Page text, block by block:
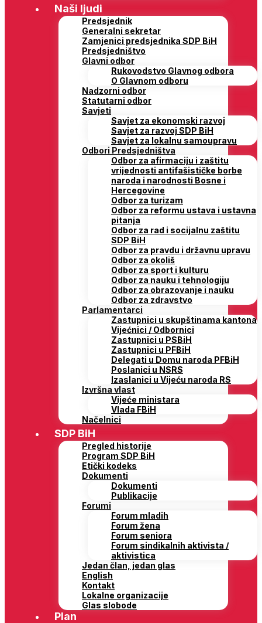
Naši ljudi
Predsjednik
Generalni sekretar
Zamjenici predsjednika SDP BiH
Predsjedništvo
Glavni odbor
Rukovodstvo Glavnog odbora
O Glavnom odboru
Nadzorni odbor
Statutarni odbor
Savjeti
Savjet za ekonomski razvoj
Savjet za razvoj SDP BiH
Savjet za lokalnu samoupravu
Odbori Predsjedništva
Odbor za afirmaciju i zaštitu
vrijednosti antifašističke borbe
naroda i narodnosti Bosne i
Hercegovine
Odbor za turizam
Odbor za reformu ustava i ustavna
pitanja
Odbor za rad i socijalnu zaštitu
SDP BiH
Odbor za pravdu i državnu upravu
Odbor za okoliš
Odbor za sport i kulturu
Odbor za nauku i tehnologiju
Odbor za obrazovanje i nauku
Odbor za zdravstvo
Parlamentarci
Zastupnici u skupštinama kantona
Vijećnici / Odbornici
Zastupnici u PSBiH
Zastupnici u PFBiH
Delegati u Domu naroda PFBiH
Poslanici u NSRS
Izaslanici u Vijeću naroda RS
Izvršna vlast
Vijeće ministara
Vlada FBiH
Načelnici
SDP BiH
Pregled historije
Program SDP BiH
Etički kodeks
Dokumenti
Dokumenti
Publikacije
Forumi
Forum mladih
Forum žena
Forum seniora
Forum sindikalnih aktivista /
aktivistica
Jedan član, jedan glas
English
Kontakt
Lokalne organizacije
Glas slobode
Plan